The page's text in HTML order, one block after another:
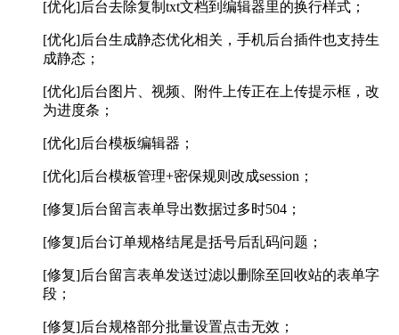
[优化]后台去除复制txt文档到编辑器里的换行样式；
[优化]后台生成静态优化相关，手机后台插件也支持生
成静态；
[优化]后台图片、视频、附件上传正在上传提示框，改
为进度条；
[优化]后台模板编辑器；
[优化]后台模板管理+密保规则改成session；
[修复]后台留言表单导出数据过多时504；
[修复]后台订单规格结尾是括号后乱码问题；
[修复]后台留言表单发送过滤以删除至回收站的表单字
段；
[修复]后台规格部分批量设置点击无效；